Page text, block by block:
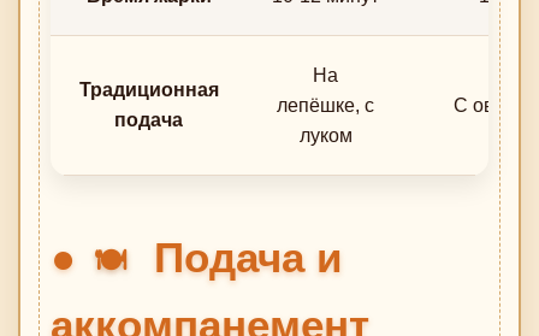
Традиционная
подача
На
лепёшке, с
луком
С
🍽️
Подача и
аккомпанемент